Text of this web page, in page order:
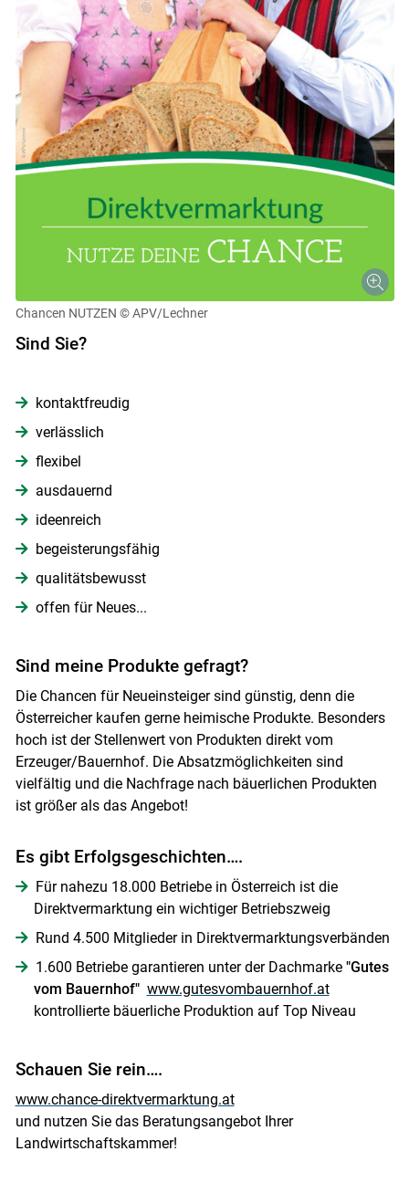
Chancen NUTZEN © APV/Lechner
Sind Sie?
kontaktfreudig
verlässlich
flexibel
ausdauernd
ideenreich
begeisterungsfähig
qualitätsbewusst
offen für Neues...
Sind meine Produkte gefragt?
Die Chancen für Neueinsteiger sind günstig, denn die
Österreicher kaufen gerne heimische Produkte. Besonders
hoch ist der Stellenwert von Produkten direkt vom
Erzeuger/Bauernhof. Die Absatzmöglichkeiten sind
vielfältig und die Nachfrage nach bäuerlichen Produkten
ist größer als das Angebot!
Es gibt Erfolgsgeschichten….
Für nahezu 18.000 Betriebe in Österreich ist die
Direktvermarktung ein wichtiger Betriebszweig
Rund 4.500 Mitglieder in Direktvermarktungsverbänden
1.600 Betriebe garantieren unter der Dachmarke "Gutes
vom Bauernhof" www.gutesvombauernhof.at
kontrollierte bäuerliche Produktion auf Top Niveau
Schauen Sie rein….
www.chance-direktvermarktung.at
und nutzen Sie das Beratungsangebot Ihrer
Landwirtschaftskammer!